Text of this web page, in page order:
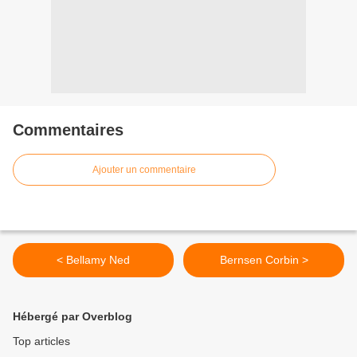
Commentaires
Ajouter un commentaire
< Bellamy Ned Bernsen Corbin >
Hébergé par Overblog
Top articles